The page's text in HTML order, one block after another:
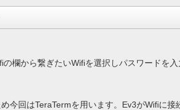
の欄から繋ぎたいWifiを選択しパスワードを
今回はTeraTermを用います。Ev3がWifiに接